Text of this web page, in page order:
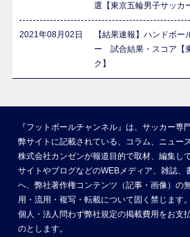
選【東京五輪男子サッカ
2021年08月02日
【結果速報】ハンドボ
ー 試合結果・スコア【
ク】
『フットボールチャンネル』は、サッカー専
弊サイトに記載されている、コラム、ニュー
株式会社カンゼンが報道目的で取材、編集し
サイトやブログなどのWEBメディア、雑誌、
へ、弊社著作権コンテンツ（記事・画像）の
用・流用・複写・転載について固く禁じます
個人・法人問わず弊社規定の掲載費用をお支
のとします。